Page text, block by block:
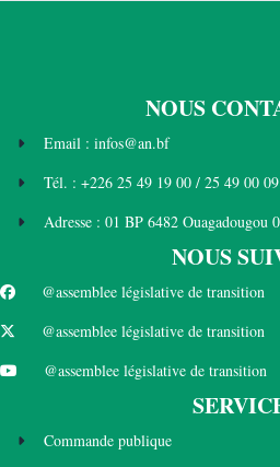
NOUS
Email : infos@an.bf
Tél. : +226 25 49 19 00 / 25 49 00 09
Adresse : 01 BP 6482 Ouagadougou
NOUS
@assemblee législative de transition
@assemblee législative de transition
@assemblee législative de transition
Commande publique